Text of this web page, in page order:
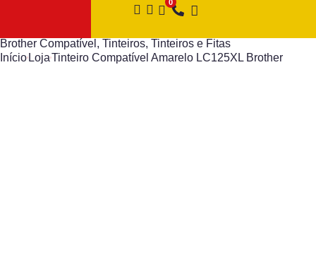
Brother Compatível , Tinteiros, Tinteiros e Fitas
Início LojaTinteiro Compatível Amarelo LC125XL Brother